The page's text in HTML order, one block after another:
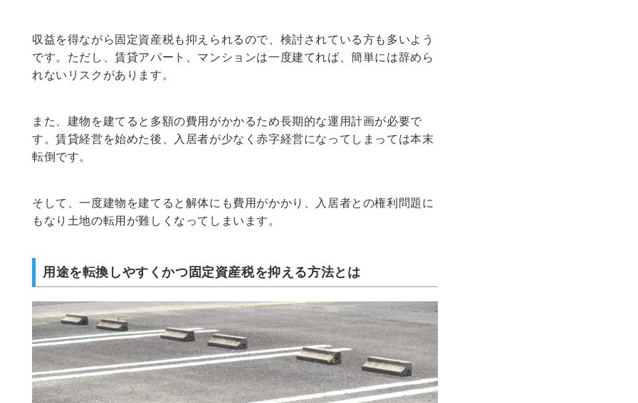
収益を得ながら固定資産税も抑えられるので、検討されている方も多いよう
です。ただし、賃貸アパート、マンションは一度建てれば、簡単には辞めら
れないリスクがあります。
また、建物を建てると多額の費用がかかるため長期的な運用計画が必要で
す。賃貸経営を始めた後、入居者が少なく赤字経営になってしまっては本末
転倒です。
そして、一度建物を建てると解体にも費用がかかり、入居者との権利問題に
もなり土地の転用が難しくなってしまいます。
用途を転換しやすくかつ固定資産税を抑える方法とは